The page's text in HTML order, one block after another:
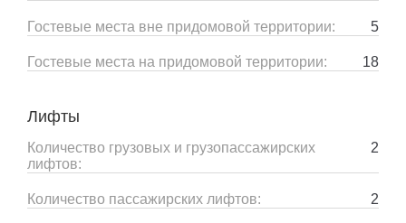
Гостевые места вне придомовой территории: 5
Гостевые места на придомовой территории: 18
Лифты
Количество грузовых и грузопассажирских
лифтов:
2
Количество пассажирских лифтов: 2